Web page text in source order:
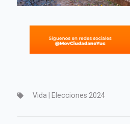
Vida | Elecciones 2024